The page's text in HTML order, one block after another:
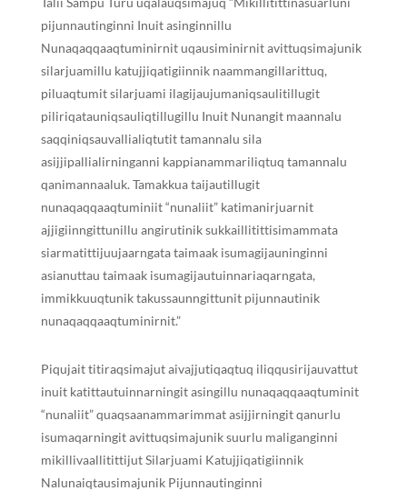
pijunnautinginni Inuit asinginnillu
Nunaqaqqaaqtuminirnit uqausiminirnit avittuqsimajunik
silarjuamillu katujjiqatigiinnik naammangillarittuq,
piluaqtumit silarjuami ilagijaujumaniqsaulitillugit
piliriqatauniqsauliqtillugillu Inuit Nunangit maannalu
saqqiniqsauvallialiqtutit tamannalu sila
asijjipallialirninganni kappianammariliqtuq tamannalu
qanimannaaluk. Tamakkua taijautillugit
nunaqaqqaaqtuminiit “nunaliit” katimanirjuarnit
ajjigiinngittunillu angirutinik sukkaillitittisimammata
siarmatittijuujaarngata taimaak isumagijauninginni
asianuttau taimaak isumagijautuinnariaqarngata,
immikkuuqtunik takussaunngittunit pijunnautinik
nunaqaqqaaqtuminirnit.”
Piqujait titiraqsimajut aivajjutiqaqtuq iliqqusirijauvattut
inuit katittautuinnarningit asingillu nunaqaqqaaqtuminit
“nunaliit” quaqsaanammarimmat asijjirningit qanurlu
isumaqarningit avittuqsimajunik suurlu maliganginni
mikillivaallitittijut Silarjuami Katujjiqatigiinnik
Nalunaiqtausimajunik Pijunnautinginni